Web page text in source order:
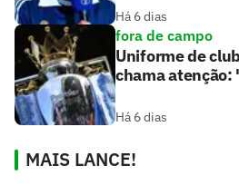
Há 6 dias
fora de campo
Uniforme de
chama atenção:
Há 6 dias
MAIS LANCE!